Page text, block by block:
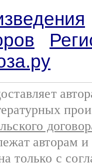
авторам
только с